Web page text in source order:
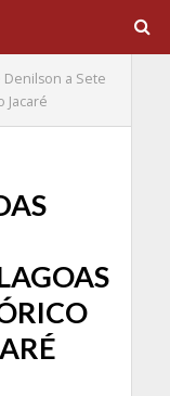
Denilson a Sete
Jacaré